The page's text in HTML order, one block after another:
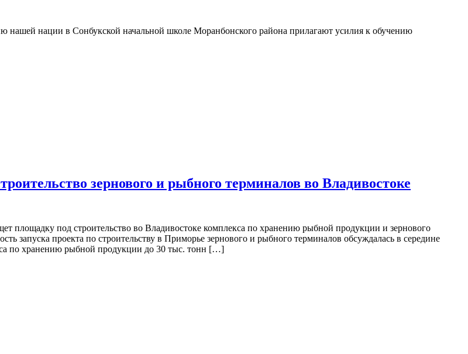
нации в Сонбукской начальной школе Моранбонского района прилагают усилия к обучению
зернового и рыбного терминалов во Владивостоке
под строительство во Владивостоке комплекса по хранению рыбной продукции и зернового
запуска проекта по строительству в Приморье зернового и рыбного терминалов обсуждалась в середине
по хранению рыбной продукции до 30 тыс. тонн […]